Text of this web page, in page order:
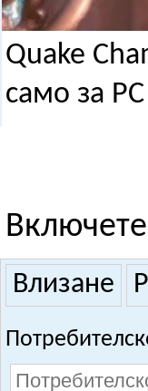
Quake
само за PC
Влизане